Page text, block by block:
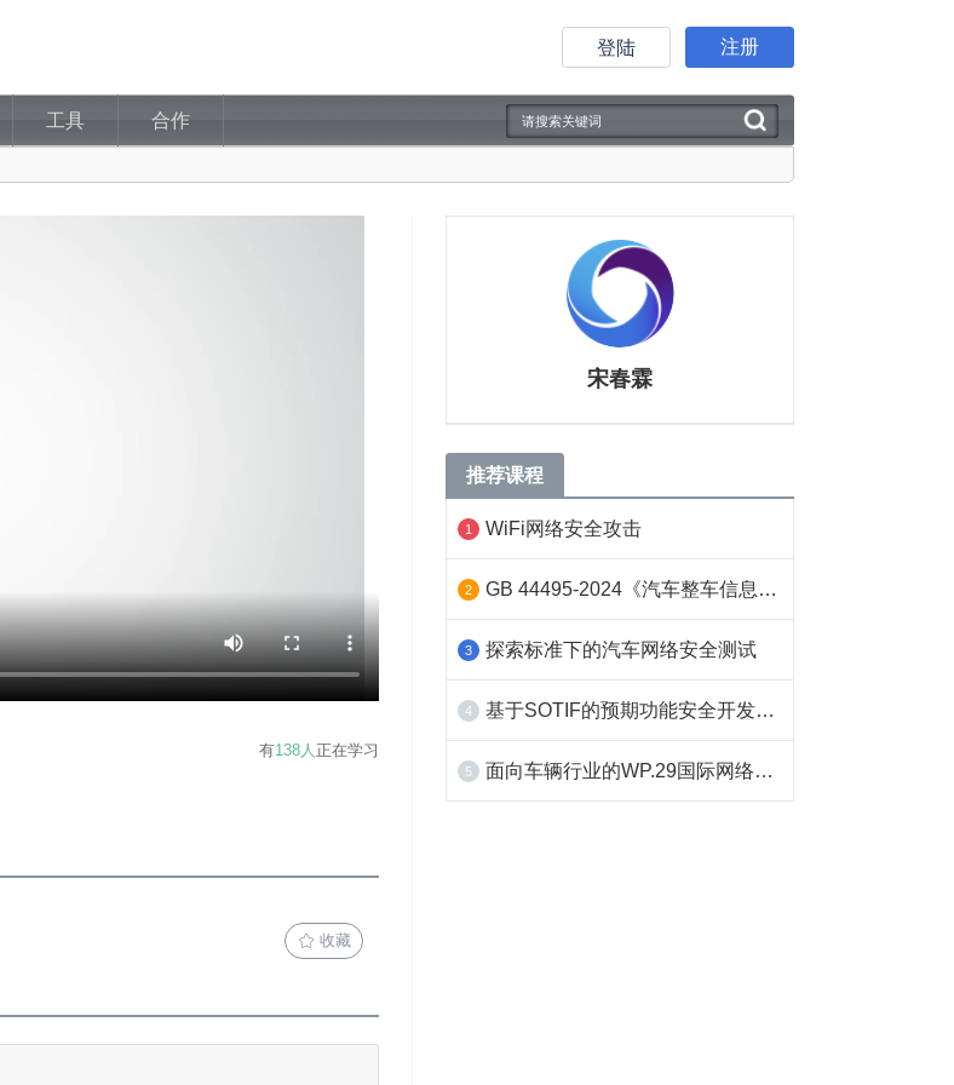
登陆 注册
工具 合作
有138人 正在学习
收藏
宋春霖
推荐课程
1 WiFi网络安全攻击
2 GB 44495-2024《汽车整车信息安全技术要求》标准解读和测试方案
3 探索标准下的汽车网络安全测试
4 基于SOTIF的预期功能安全开发与验证
5 面向车辆行业的WP.29国际网络安全法案和ISO/SAE 21434标准的影响分析及应对